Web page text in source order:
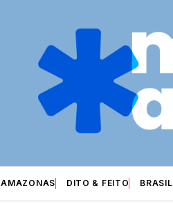
AMAZONAS DITO & FEITO BRASIL